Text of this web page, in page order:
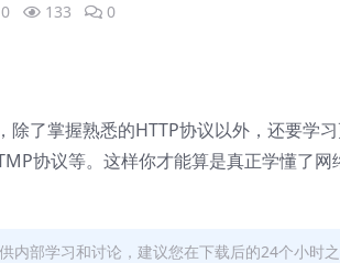
0 133 0
了掌握熟悉的HTTP协议以外，还要学
协议等。这样你才能算是真正学懂了
内部学习和讨论，建议您在下载后的24个小时